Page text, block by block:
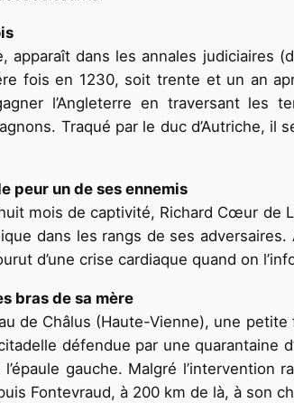
apparaît dans les annales judiciaires
fois en 1230, soit trente et un an
l’Angleterre en traversant les
Traqué par le duc d’Autriche, il
peur un de ses ennemis
mois de captivité, Richard Cœur de
dans les rangs de ses
d’une crise cardiaque quand on
bras de sa mère
de Châlus (Haute-Vienne), une
défendue par une quarantaine
gauche. Malgré l’intervention
Fontevraud, à 200 km de là, à son